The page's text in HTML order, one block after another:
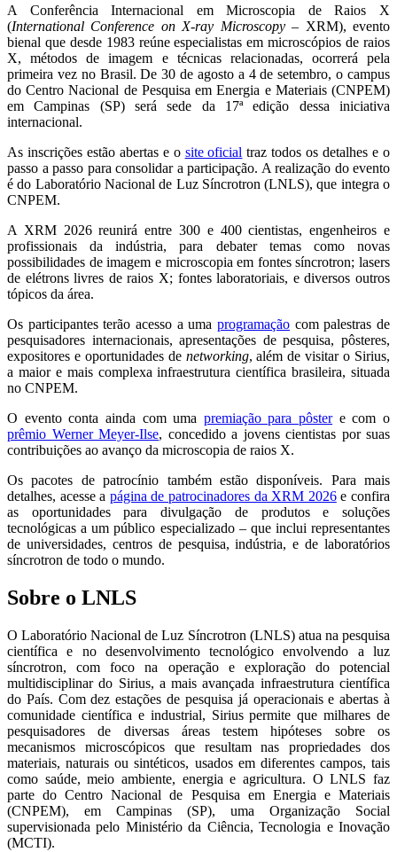
A Conferência Internacional em Microscopia de Raios X
(International Conference on X-ray Microscopy – XRM), evento
bienal que desde 1983 reúne especialistas em microscópios de raios
X, métodos de imagem e técnicas relacionadas, ocorrerá pela
primeira vez no Brasil. De 30 de agosto a 4 de setembro, o campus
do Centro Nacional de Pesquisa em Energia e Materiais (CNPEM)
em Campinas (SP) será sede da 17ª edição dessa iniciativa
internacional.
As inscrições estão abertas e o site oficial traz todos os detalhes e o
passo a passo para consolidar a participação. A realização do evento
é do Laboratório Nacional de Luz Síncrotron (LNLS), que integra o
CNPEM.
A XRM 2026 reunirá entre 300 e 400 cientistas, engenheiros e
profissionais da indústria, para debater temas como novas
possibilidades de imagem e microscopia em fontes síncrotron; lasers
de elétrons livres de raios X; fontes laboratoriais, e diversos outros
tópicos da área.
Os participantes terão acesso a uma programação com palestras de
pesquisadores internacionais, apresentações de pesquisa, pôsteres,
expositores e oportunidades de networking, além de visitar o Sirius,
a maior e mais complexa infraestrutura científica brasileira, situada
no CNPEM.
O evento conta ainda com uma premiação para pôstere com o
prêmio Werner Meyer-Ilse, concedido a jovens cientistas por suas
contribuições ao avanço da microscopia de raios X.
Os pacotes de patrocínio também estão disponíveis. Para mais
detalhes, acesse a página de patrocinadores da XRM 2026e confira
as oportunidades para divulgação de produtos e soluções
tecnológicas a um público especializado – que inclui representantes
de universidades, centros de pesquisa, indústria, e de laboratórios
síncrotron de todo o mundo.
Sobre o LNLS
O Laboratório Nacional de Luz Síncrotron (LNLS) atua na pesquisa
científica e no desenvolvimento tecnológico envolvendo a luz
síncrotron, com foco na operação e exploração do potencial
multidisciplinar do Sirius, a mais avançada infraestrutura científica
do País. Com dez estações de pesquisa já operacionais e abertas à
comunidade científica e industrial, Sirius permite que milhares de
pesquisadores de diversas áreas testem hipóteses sobre os
mecanismos microscópicos que resultam nas propriedades dos
materiais, naturais ou sintéticos, usados em diferentes campos, tais
como saúde, meio ambiente, energia e agricultura. O LNLS faz
parte do Centro Nacional de Pesquisa em Energia e Materiais
(CNPEM), em Campinas (SP), uma Organização Social
supervisionada pelo Ministério da Ciência, Tecnologia e Inovação
(MCTI).